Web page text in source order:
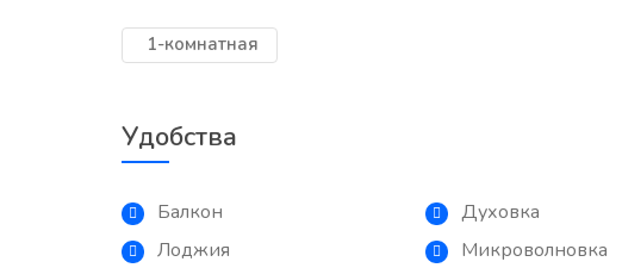
1-комнатная
Удобства
Балкон
Лоджия
Духовка
Микроволновка